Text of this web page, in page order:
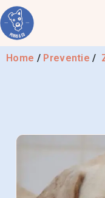
Home / Preventie /